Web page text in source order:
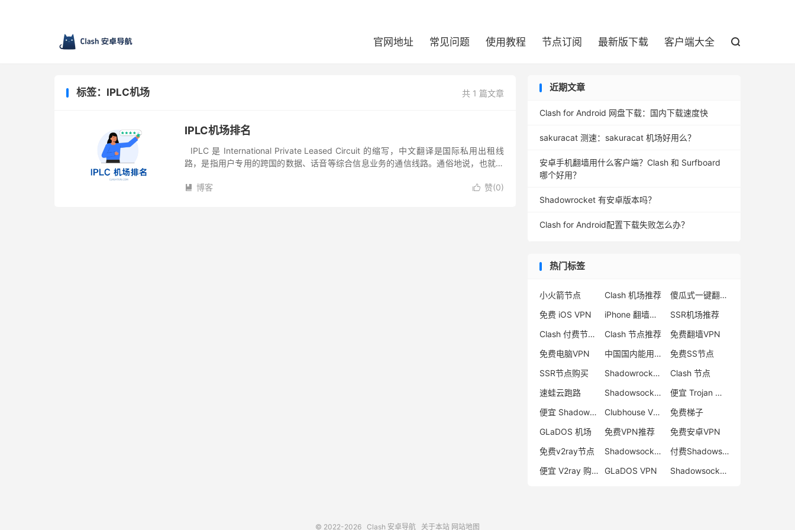
官网地址 常见问题 使用教程 节点订阅 最新版下载 客户端大全 
共 1 篇文章
标签：IPLC机场
IPLC机场排名
IPLC 是 International Private Leased Circuit 的缩写，中文翻译是国际私用出租线
路，是指用户专用的跨国的数据、话音等综合信息业务的通信线路。通俗地说，也就是
 赞(0)
 博客
近期文章
Clash for Android 网盘下载：国内下载速度快
sakuracat 测速：sakuracat 机场好用么？
安卓手机翻墙用什么客户端？Clash 和 Surfboard
哪个好用？
Shadowrocket 有安卓版本吗？
Clash for Android配置下载失败怎么办？
热门标签
小火箭节点 Clash 机场推荐
傻瓜式一键翻墙VPN客户端
免费 iOS VPN
iPhone 翻墙代理软件
SSR机场推荐
Clash 付费节点购买
Clash 节点推荐
免费翻墙VPN
免费电脑VPN
中国国内能用的翻墙VPN推荐
免费SS节点
SSR节点购买
Shadowrocket 地址
Clash 节点
速蛙云跑路
Shadowsocks 付费节点
便宜 Trojan 购买
便宜 Shadowsocks 购买
Clubhouse VPN
免费梯子
GLaDOS 机场
免费VPN推荐
免费安卓VPN
免费v2ray节点
Shadowsocks 服务器
付费Shadowsocks推荐
便宜 V2ray 购买
GLaDOS VPN Shadowsocks 节点哪里买
© 2022-2026 Clash 安卓导航 关于本站 网站地图